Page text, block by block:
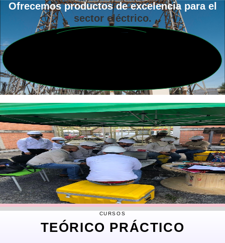
Ofrecemos productos de excelencia para el
sector eléctrico.
CURSOS
TEÓRICO PRÁCTICO